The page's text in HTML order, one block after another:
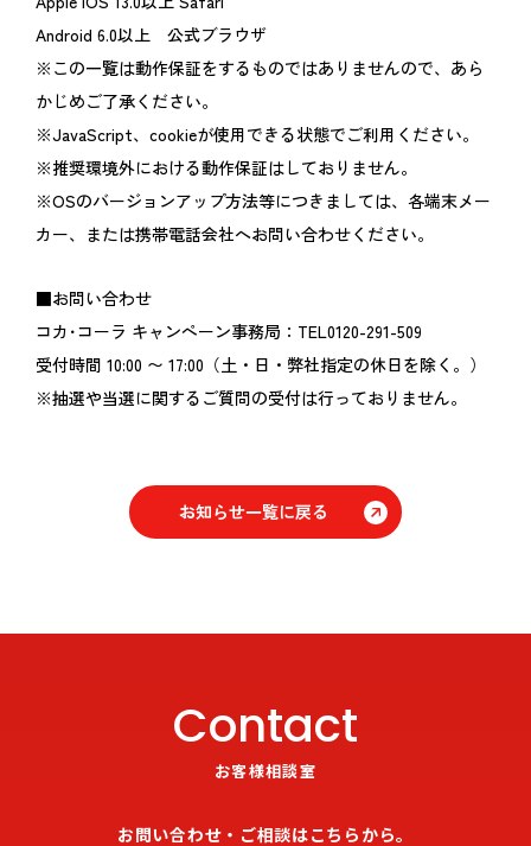
Android 6.0以上 公式ブラウザ
※この一覧は動作保証をするものではありませんので、あら
かじめご了承ください。
※JavaScript、cookieが使用できる状態でご利用ください。
※推奨環境外における動作保証はしておりません。
※OSのバージョンアップ方法等につきましては、各端末メー
カー、または携帯電話会社へお問い合わせください。
■お問い合わせ
コカ･コーラ キャンペーン事務局：TEL0120-291-509
受付時間 10:00 〜 17:00（土・日・弊社指定の休日を除く。）
※抽選や当選に関するご質問の受付は行っておりません。
お知らせ一覧に戻る
Contact
お客様相談室
お問い合わせ・ご相談はこちらから。